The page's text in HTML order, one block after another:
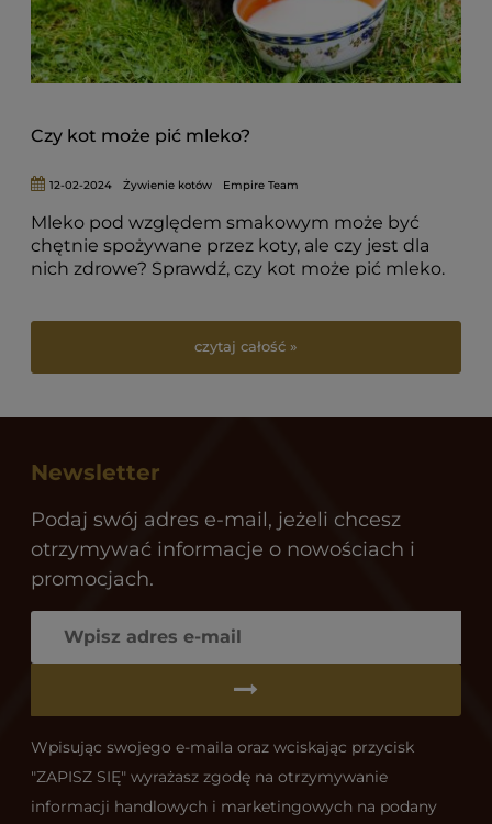
Czy kot może pić mleko?
12-02-2024 Żywienie kotów Empire Team
Mleko pod względem smakowym może być
chętnie spożywane przez koty, ale czy jest dla
nich zdrowe? Sprawdź, czy kot może pić mleko.
czytaj całość »
Newsletter
Podaj swój adres e-mail, jeżeli chcesz
otrzymywać informacje o nowościach i
promocjach.
Wpisując swojego e-maila oraz wciskając przycisk
"ZAPISZ SIĘ" wyrażasz zgodę na otrzymywanie
informacji handlowych i marketingowych na podany